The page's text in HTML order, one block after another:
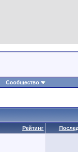
Сообщество
Рейтинг